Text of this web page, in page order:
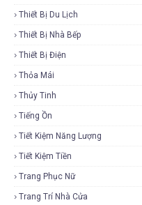
Thiết Bị Du Lịch
Thiết Bị Nhà Bếp
Thiết Bị Điện
Thỏa Mái
Thủy Tinh
Tiếng Ồn
Tiết Kiệm Năng Lượng
Tiết Kiệm Tiền
Trang Phục Nữ
Trang Trí Nhà Cửa